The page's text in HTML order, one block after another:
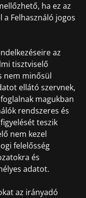
ha ez az
Felhasználó jogos
az
tisztviselő
nem minősül
ellátó szervnek,
magukban
rendszeres és
teszik
nem kezel
felelősség
és
adatot.
az irányadó